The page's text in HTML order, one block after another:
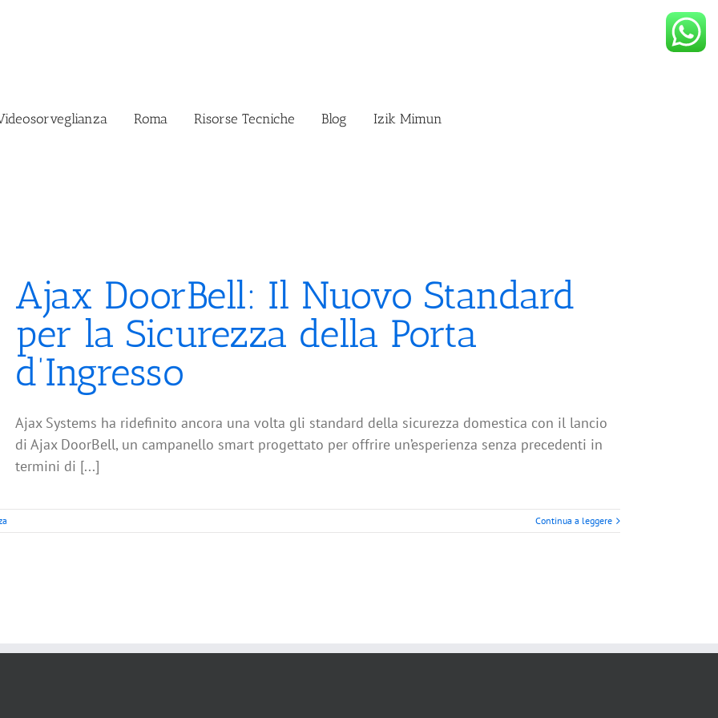
Roma Risorse Tecniche Blog Izik Mimun
Ajax DoorBell: Il Nuovo Standard
per la Sicurezza della Porta
d’Ingresso
Ajax Systems ha ridefinito ancora una volta gli standard della sicurezza domestica con il lancio
di Ajax DoorBell, un campanello smart progettato per offrire un’esperienza senza precedenti in
termini di [...]
Continua a leggere